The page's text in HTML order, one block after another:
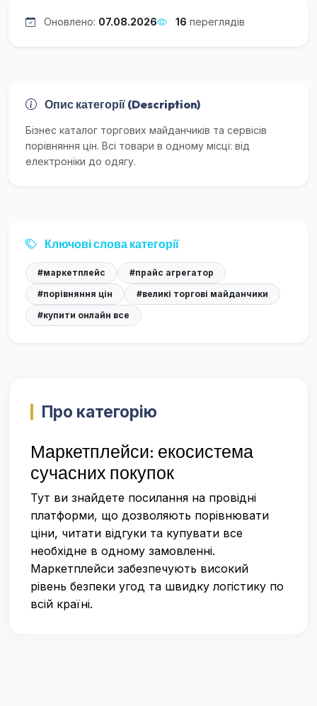
Оновлено: 07.08.2026 16 переглядів
Опис категорії (Description)
Бізнес каталог торгових майданчиків та сервісів
порівняння цін. Всі товари в одному місці: від
електроніки до одягу.
Ключові слова категорії
#маркетплейс
#прайс агрегатор
#порівняння цін
#великі торгові майданчики
#купити онлайн все
Про категорію
Маркетплейси: екосистема
сучасних покупок
Тут ви знайдете посилання на провідні
платформи, що дозволяють порівнювати
ціни, читати відгуки та купувати все
необхідне в одному замовленні.
Маркетплейси забезпечують високий
рівень безпеки угод та швидку логістику по
всій країні.